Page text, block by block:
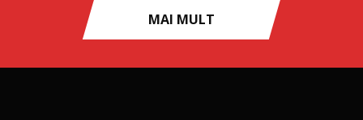
MAI MULT